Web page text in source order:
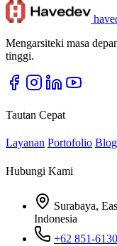
Mengarsiteki masa
tinggi.
Tautan Cepat
Layanan Portofolio Blog
Hubungi Kami
Surabaya,
Indonesia
+62 851-